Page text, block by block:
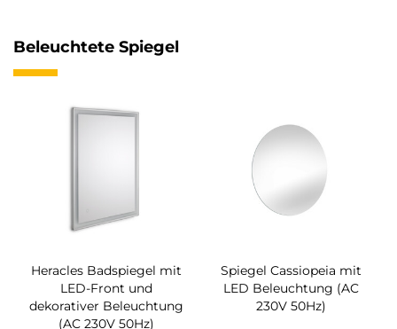
Beleuchtete Spiegel
Heracles Badspiegel mit
LED-Front und
dekorativer Beleuchtung
(AC 230V 50Hz)
Spiegel Cassiopeia mit
LED Beleuchtung (AC
230V 50Hz)